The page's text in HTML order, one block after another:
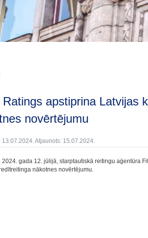
novērtējumu
13.07.2024. Atjaunots: 15.07.2024.
2024. gada 12. jūlijā, starptautiskā reitingu aģentūra
nākotnes novērtējumu.